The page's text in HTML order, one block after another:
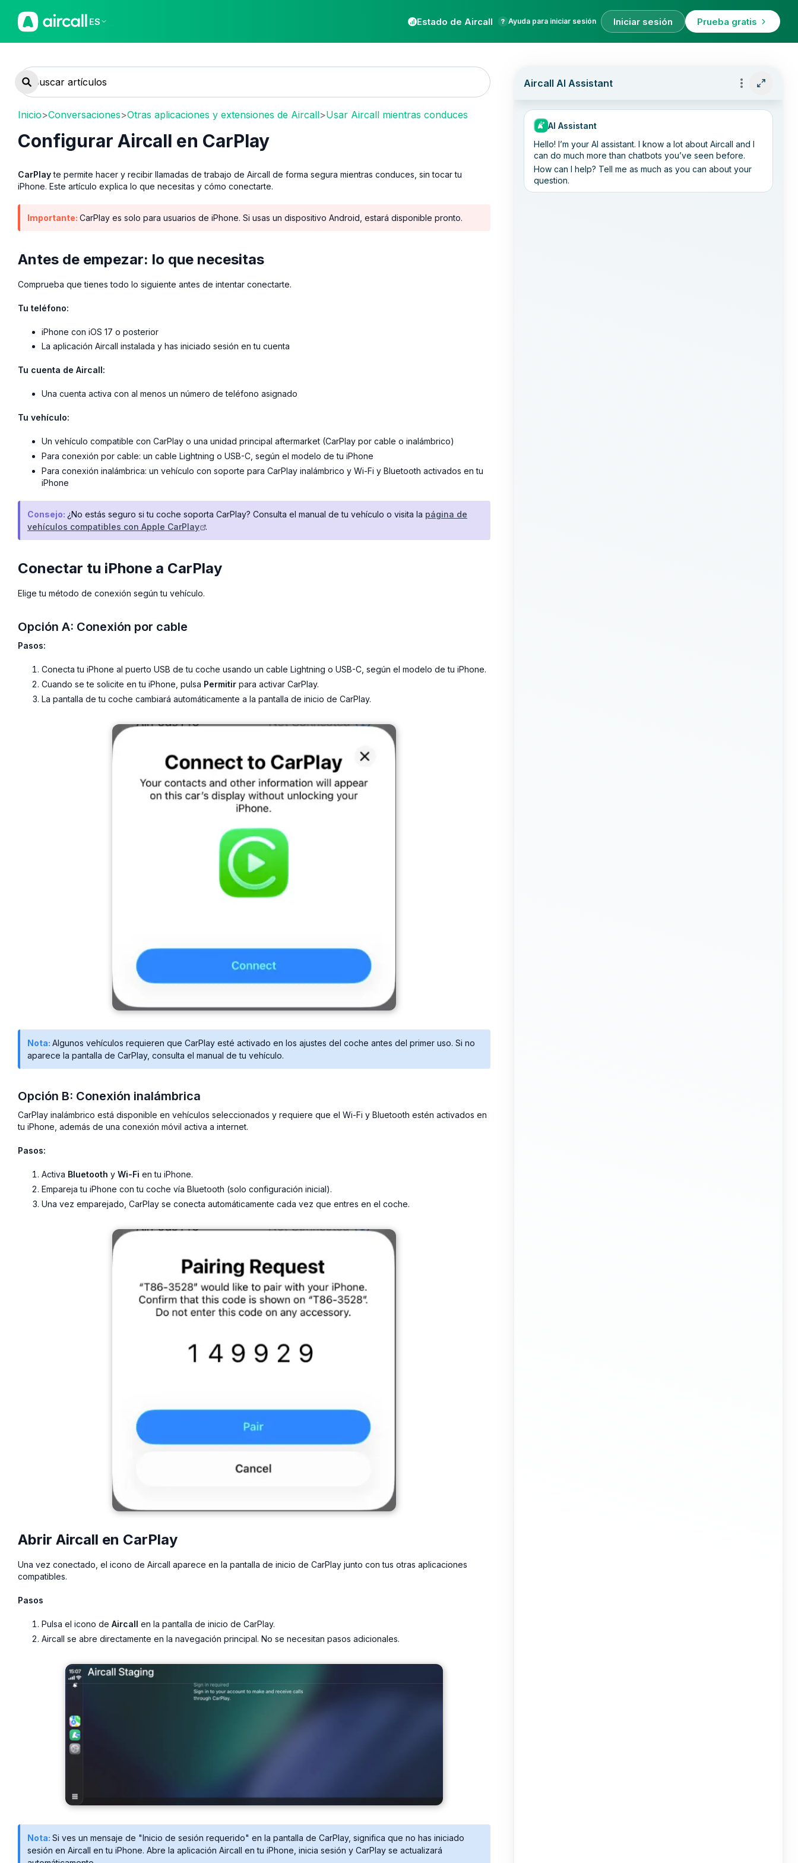
ES Estado de Aircall Ayuda para iniciar sesión Iniciar sesión Prueba gratis
Inicio>Conversaciones>Otras aplicaciones y extensiones de Aircall>Usar Aircall mientras conduces
Configurar Aircall en CarPlay
CarPlayte permite hacer y recibir llamadas de trabajo de Aircall de forma segura mientras conduces, sin tocar tu
iPhone. Este artículo explica lo que necesitas y cómo conectarte.
Importante: CarPlay es solo para usuarios de iPhone. Si usas un dispositivo Android, estará disponible pronto.
Antes de empezar: lo que necesitas
Comprueba que tienes todo lo siguiente antes de intentar conectarte.
Tu teléfono:
iPhone con iOS 17 o posterior
La aplicación Aircall instalada y has iniciado sesión en tu cuenta
Tu cuenta de Aircall:
Una cuenta activa con al menos un número de teléfono asignado
Tu vehículo:
Un vehículo compatible con CarPlay o una unidad principal aftermarket (CarPlay por cable o inalámbrico)
Para conexión por cable: un cable Lightning o USB-C, según el modelo de tu iPhone
Para conexión inalámbrica: un vehículo con soporte para CarPlay inalámbrico y Wi-Fi y Bluetooth activados en tu
iPhone
Consejo: ¿No estás seguro si tu coche soporta CarPlay? Consulta el manual de tu vehículo o visita la página de
vehículos compatibles con Apple CarPlay .
Conectar tu iPhone a CarPlay
Elige tu método de conexión según tu vehículo.
Opción A: Conexión por cable
Pasos:
Conecta tu iPhone al puerto USB de tu coche usando un cable Lightning o USB-C, según el modelo de tu iPhone.
Cuando se te solicite en tu iPhone, pulsa Permitir para activar CarPlay.
La pantalla de tu coche cambiará automáticamente a la pantalla de inicio de CarPlay.
Nota: Algunos vehículos requieren que CarPlay esté activado en los ajustes del coche antes del primer uso. Si no
aparece la pantalla de CarPlay, consulta el manual de tu vehículo.
Opción B: Conexión inalámbrica
CarPlay inalámbrico está disponible en vehículos seleccionados y requiere que el Wi-Fi y Bluetooth estén activados en
tu iPhone, además de una conexión móvil activa a internet.
Pasos:
Activa Bluetooth y Wi-Fi en tu iPhone.
Empareja tu iPhone con tu coche vía Bluetooth (solo configuración inicial).
Una vez emparejado, CarPlay se conecta automáticamente cada vez que entres en el coche.
Abrir Aircall en CarPlay
Una vez conectado, el icono de Aircall aparece en la pantalla de inicio de CarPlay junto con tus otras aplicaciones
compatibles.
Pasos
Pulsa el icono de Aircall
en la pantalla de inicio de CarPlay.
Aircall se abre directamente en la navegación principal. No se necesitan pasos adicionales.
Nota: Si ves un mensaje de "Inicio de sesión requerido" en la pantalla de CarPlay, significa que no has iniciado
sesión en Aircall en tu iPhone. Abre la aplicación Aircall en tu iPhone, inicia sesión y CarPlay se actualizará